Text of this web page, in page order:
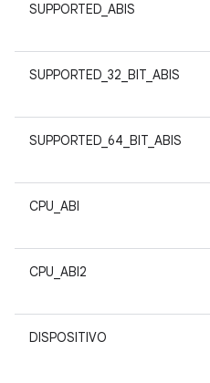
SUPPORTED_ABIS
SUPPORTED_32_BIT_ABIS
SUPPORTED_64_BIT_ABIS
CPU_ABI
CPU_ABI2
DISPOSITIVO